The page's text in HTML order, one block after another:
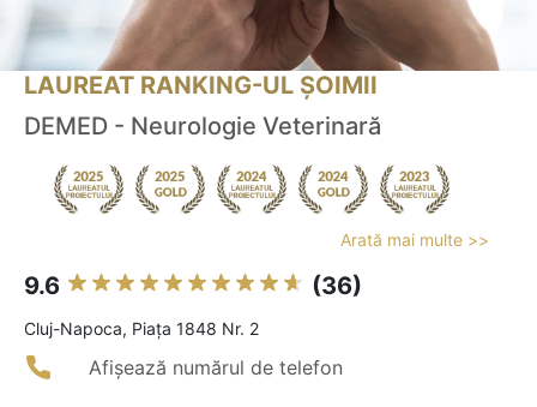
LAUREAT RANKING-UL ȘOIMII
DEMED - Neurologie Veterinară
Arată mai multe >>
9.6 (36)
Cluj-Napoca, Piața 1848 Nr. 2
Afișează numărul de telefon